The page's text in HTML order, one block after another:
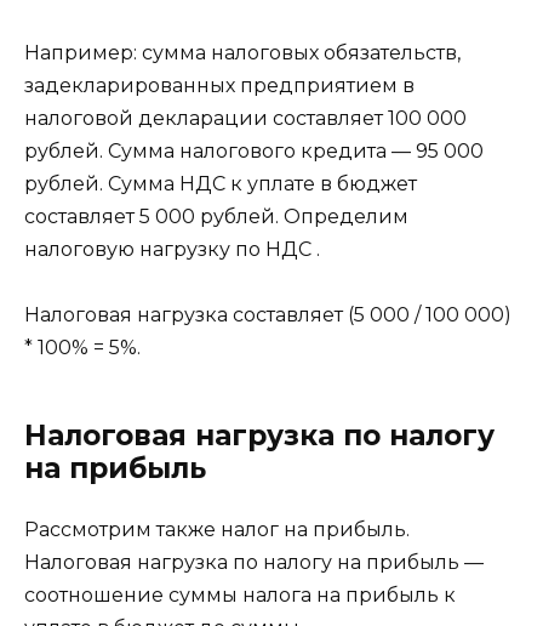
Например: сумма налоговых обязательств,
задекларированных предприятием в
налоговой декларации составляет 100 000
рублей. Сумма налогового кредита — 95 000
рублей. Сумма НДС к уплате в бюджет
составляет 5 000 рублей. Определим
налоговую нагрузку по НДС .
Налоговая нагрузка составляет (5 000 / 100 000)
* 100% = 5%.
Налоговая нагрузка по налогу
на прибыль
Рассмотрим также налог на прибыль.
Налоговая нагрузка по налогу на прибыль —
соотношение суммы налога на прибыль к